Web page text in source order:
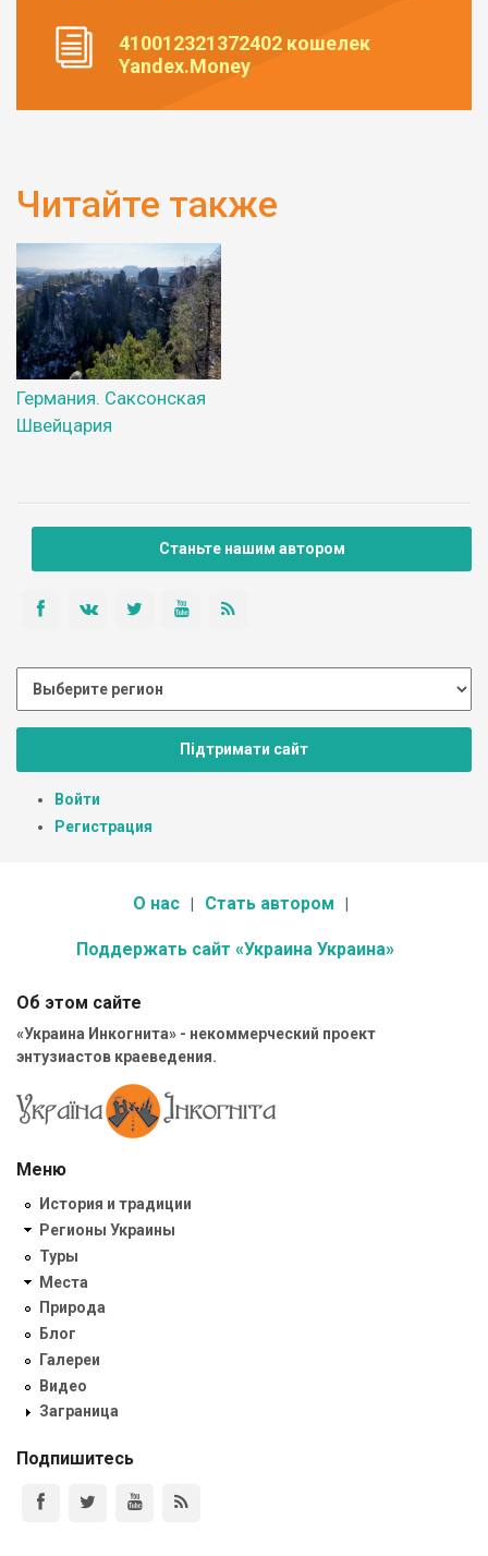
410012321372402 кошелек
Yandex.Money
Читайте также
Германия. Саксонская
Швейцария
Станьте нашим автором
Підтримати сайт
Войти
Регистрация
О нас Стать автором
Поддержать сайт «Украина Украина»
Об этом сайте
«Украина Инкогнита» - некоммерческий проект
энтузиастов краеведения.
Меню
История и традиции
Регионы Украины
Туры
Места
Природа
Блог
Галереи
Видео
Заграница
Подпишитесь